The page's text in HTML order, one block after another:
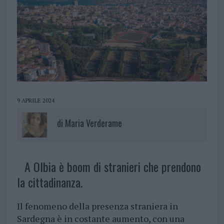
9 APRILE 2024
di Maria Verderame
A Olbia è boom di stranieri che prendono
la cittadinanza.
Il fenomeno della presenza straniera in
Sardegna è in costante aumento, con una